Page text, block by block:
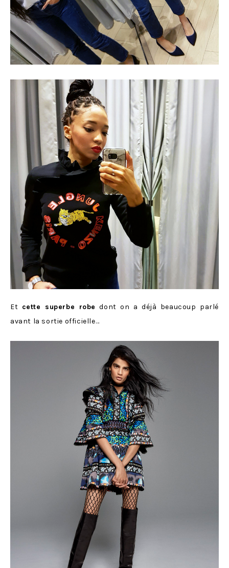
Et cette superbe robe dont on a déjà beaucoup parlé
avant la sortie officielle…